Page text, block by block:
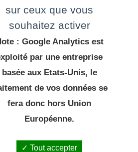
travaux dans la bibliothèque de 9h30
sur ceux que vous
souhaitez activer
: Google Analytics est
par une entreprise
basée aux Etats-Unis, le
de vos données se
fera donc hors Union
Européenne.
Tout accepter